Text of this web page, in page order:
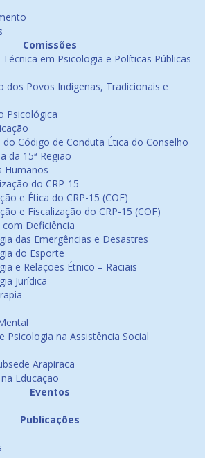
Comissões
em Psicologia e Políticas Públicas
dos Povos Indígenas, Tradicionais e
Psicológica
Código de Conduta Ética do Conselho
da 15ª Região
Humanos
do CRP-15
e Ética do CRP-15 (COE)
e Fiscalização do CRP-15 (COF)
Deficiência
das Emergências e Desastres
do Esporte
e Relações Étnico – Raciais
Jurídica
Psicologia na Assistência Social
Arapiraca
Educação
Eventos
Publicações